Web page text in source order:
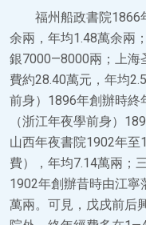
福州船政書院1866
余兩，年均1.48萬余兩
銀7000—8000兩；上海
費約28.40萬元，年均
前身）1896年創辦時終
（浙江年夜學前身）
山西年夜書院1902年
費），年均7.14萬兩；
1902年創辦昔時由江
萬兩。可見，戊戌前后